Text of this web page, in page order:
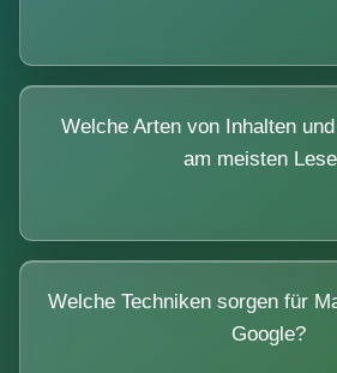
Welche Arten von Inhalten
am meisten
Welche Techniken sorgen für
Google?